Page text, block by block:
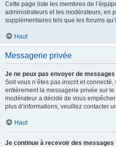
Cette page liste les membres de
administrateurs et les modérateurs, en
supplémentaires tels que les forums
Haut
Messagerie privée
Je ne peux pas envoyer de
Soit vous n’êtes pas inscrit et
entièrement la messagerie privée sur
modérateur a décidé de vous
plus d’informations, veuillez contacter
Haut
Je continue à recevoir des